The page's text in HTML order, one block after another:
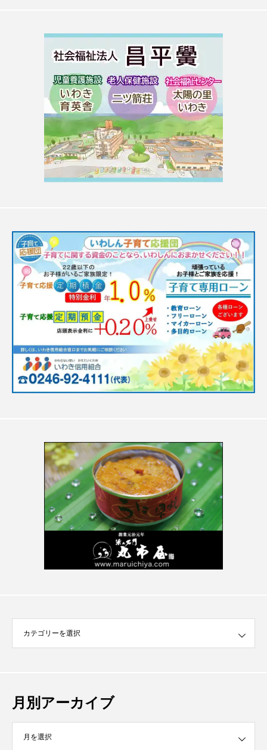
月別アーカイブ